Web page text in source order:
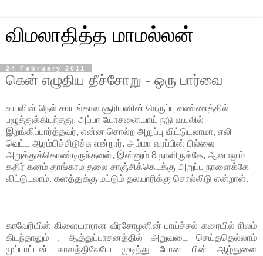
விமலாதித்த மாமல்லன்
24 February 2011
கென் எழுதிய தீச்சோறு - ஒரு பார்வை
வயலின் நெல் சாயங்கால சூரியனின் நெருப்பு வண்ணத்தில்
பழுத்துக்கிடந்தது. அப்பா யோசனையாய் நடு வயலில்
இறங்கிப்பார்த்தவர், என்ன சொல்ற அறுப்பு விட்டுடலாமா, எலி
வெட்ட ஆரம்பிச்சிடுச்சு என்றார். அம்மா வரப்பின் பில்லை
அறுத்துக்கொண்டிருந்தவள், இன்னும் 8 நாளிருக்கே, ஆனாலும்
கதிர் கனம் தாங்காம தலை சாஞ்சிக்கெடக்கு அறுப்பு நாளைக்கே
விட்டுடலாம். களத்துக்கு மட்டும் தலயாரிக்கு சொல்லிடு என்றாள்.
காவேரியின் கிளையாறான வீரசோழனின் பாய்ச்சல் கரையில் நிலம்
கிடந்தாலும் , ஆத்துப்பாசனத்தில் அறுவடை செய்ததெல்லாம்
முப்பாட்டன் காலத்திலேயே முடிந்து போன பின் ஆழ்துளை